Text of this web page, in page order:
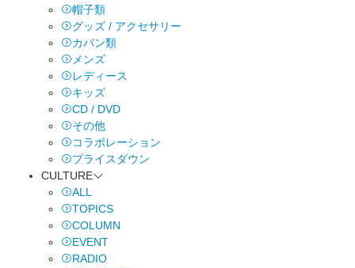
帽子類
グッズ / アクセサリー
カバン類
メンズ
レディース
キッズ
CD / DVD
その他
コラボレーション
プライスダウン
CULTURE
ALL
TOPICS
COLUMN
EVENT
RADIO